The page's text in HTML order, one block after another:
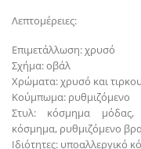
Λεπτομέρειες:
Επιμετάλλωση: χρυσό
Σχήμα: οβάλ
Χρώματα: χρυσό και
Κούμπωμα: ρυθμιζόμενο
Στυλ: κόσμημα μόδας,
κόσμημα, ρυθμιζόμενο
Ιδιότητες: υποαλλεργικό